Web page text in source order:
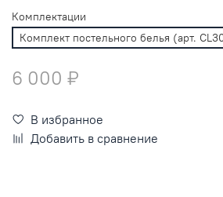
Комплектации
Комплект постельного белья (арт.
6 000 ₽
В избранное
Добавить в сравнение